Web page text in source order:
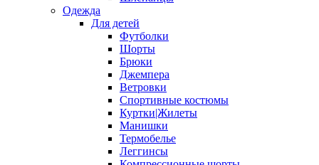
Одежда
Для детей
Футболки
Шорты
Брюки
Джемпера
Ветровки
Спортивные костюмы
Куртки|Жилеты
Манишки
Термобелье
Леггинсы